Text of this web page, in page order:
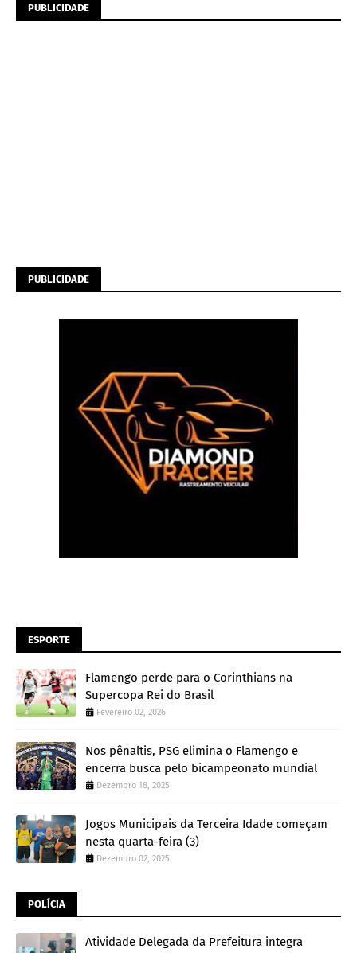
PUBLICIDADE
PUBLICIDADE
ESPORTE
Flamengo perde para o Corinthians na
Supercopa Rei do Brasil
Fevereiro 02, 2026
Nos pênaltis, PSG elimina o Flamengo e
encerra busca pelo bicampeonato mundial
Dezembro 18, 2025
Jogos Municipais da Terceira Idade começam
nesta quarta-feira (3)
Dezembro 02, 2025
POLÍCIA
Atividade Delegada da Prefeitura integra